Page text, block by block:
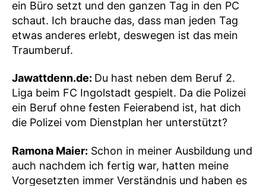
ein Büro setzt und den ganzen Tag in den PC
schaut. Ich brauche das, dass man jeden Tag
etwas anderes erlebt, deswegen ist das mein
Traumberuf.
Jawattdenn.de: Du hast neben dem Beruf 2.
Liga beim FC Ingolstadt gespielt. Da die Polizei
ein Beruf ohne festen Feierabend ist, hat dich
die Polizei vom Dienstplan her unterstützt?
Ramona Maier: Schon in meiner Ausbildung und
auch nachdem ich fertig war, hatten meine
Vorgesetzten immer Verständnis und haben es